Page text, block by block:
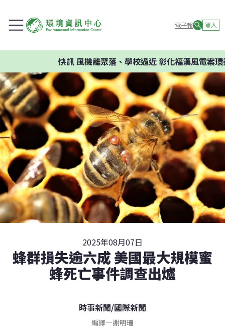
電子報 登入
風機離聚落、學校過近 彰化福漢風電案環委建議
2025年08月07日
蜂群損失逾六成 美國最大規模蜜
蜂死亡事件調查出爐
時事新聞/國際新聞
編譯—謝明珊